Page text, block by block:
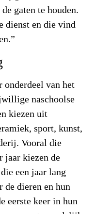
gaten te houden.
dienst en die vind
van het
naschoolse
kiezen uit
sport, kunst,
Vooral die
jaar kiezen de
een jaar lang
dieren en hun
eerste keer in hun